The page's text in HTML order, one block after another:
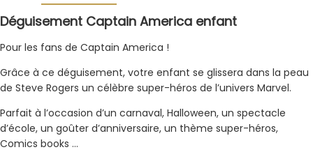
Déguisement Captain America enfant
Pour les fans de Captain America !
Grâce à ce déguisement, votre enfant se glissera dans la peau
de Steve Rogers un célèbre super-héros de l’univers Marvel.
Parfait à l’occasion d’un carnaval, Halloween, un spectacle
d’école, un goûter d’anniversaire, un thème super-héros,
Comics books …